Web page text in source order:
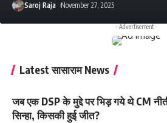
Saroj Raja November 27, 2025
- Advertisement -
Latest सासाराम News
जब एक DSP के मुद्दे पर भिड़ गये थे CM
सिन्हा, किसकी हुई जीत?